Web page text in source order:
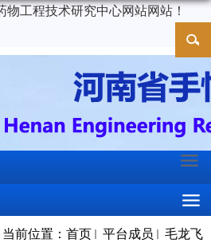
工程技术研究中心网站网站！
当前位置： 首页 平台成员 毛龙飞